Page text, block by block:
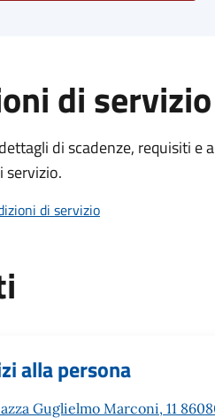
di servizio
di scadenze, requisiti
servizio.
di servizio
alla persona
Guglielmo Marconi, 11